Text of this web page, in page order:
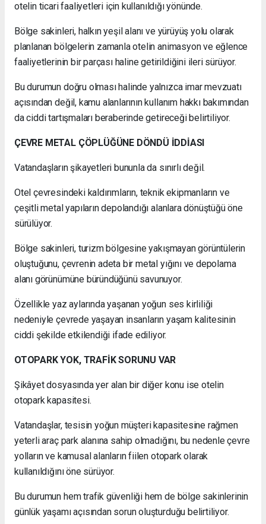
otelin ticari faaliyetleri için kullanıldığı yönünde.
Bölge sakinleri, halkın yeşil alanı ve yürüyüş yolu olarak
planlanan bölgelerin zamanla otelin animasyon ve eğlence
faaliyetlerinin bir parçası haline getirildiğini ileri sürüyor.
Bu durumun doğru olması halinde yalnızca imar mevzuatı
açısından değil, kamu alanlarının kullanım hakkı bakımından
da ciddi tartışmaları beraberinde getireceği belirtiliyor.
ÇEVRE METAL ÇÖPLÜĞÜNE DÖNDÜ İDDİASI
Vatandaşların şikayetleri bununla da sınırlı değil.
Otel çevresindeki kaldırımların, teknik ekipmanların ve
çeşitli metal yapıların depolandığı alanlara dönüştüğü öne
sürülüyor.
Bölge sakinleri, turizm bölgesine yakışmayan görüntülerin
oluştuğunu, çevrenin adeta bir metal yığını ve depolama
alanı görünümüne büründüğünü savunuyor.
Özellikle yaz aylarında yaşanan yoğun ses kirliliği
nedeniyle çevrede yaşayan insanların yaşam kalitesinin
ciddi şekilde etkilendiği ifade ediliyor.
OTOPARK YOK, TRAFİK SORUNU VAR
Şikâyet dosyasında yer alan bir diğer konu ise otelin
otopark kapasitesi.
Vatandaşlar, tesisin yoğun müşteri kapasitesine rağmen
yeterli araç park alanına sahip olmadığını, bu nedenle çevre
yolların ve kamusal alanların fiilen otopark olarak
kullanıldığını öne sürüyor.
Bu durumun hem trafik güvenliği hem de bölge sakinlerinin
günlük yaşamı açısından sorun oluşturduğu belirtiliyor.